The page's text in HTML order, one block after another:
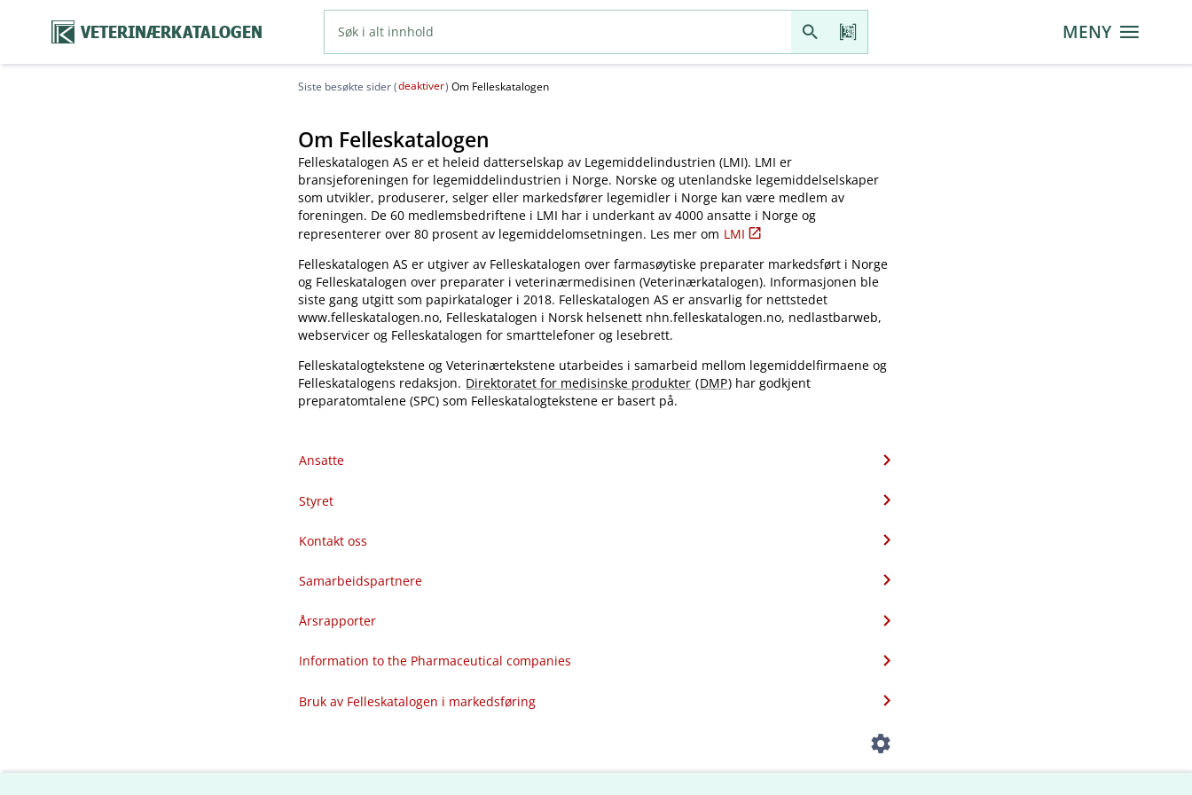
VETERINÆRKATALOGEN MENY
Siste besøkte sider (deaktiver) Om Felleskatalogen
Om Felleskatalogen
Felleskatalogen AS er et heleid datterselskap av Legemiddelindustrien (LMI). LMI er
bransjeforeningen for legemiddelindustrien i Norge. Norske og utenlandske legemiddelselskaper
som utvikler, produserer, selger eller markedsfører legemidler i Norge kan være medlem av
foreningen. De 60 medlemsbedriftene i LMI har i underkant av 4000 ansatte i Norge og
representerer over 80 prosent av legemiddelomsetningen. Les mer om LMI
Felleskatalogen AS er utgiver av Felleskatalogen over farmasøytiske preparater markedsført i Norge
og Felleskatalogen over preparater i veterinærmedisinen (Veterinærkatalogen). Informasjonen ble
siste gang utgitt som papirkataloger i 2018. Felleskatalogen AS er ansvarlig for nettstedet
www.felleskatalogen.no, Felleskatalogen i Norsk helsenett nhn.felleskatalogen.no, nedlastbarweb,
webservicer og Felleskatalogen for smarttelefoner og lesebrett.
Felleskatalogtekstene og Veterinærtekstene utarbeides i samarbeid mellom legemiddelfirmaene og
Felleskatalogens redaksjon. Direktoratet for medisinske produkter (DMP) har godkjent
preparatomtalene (SPC) som Felleskatalogtekstene er basert på.
Ansatte
Styret
Kontakt oss
Samarbeidspartnere
Årsrapporter
Information to the Pharmaceutical companies
Bruk av Felleskatalogen i markedsføring